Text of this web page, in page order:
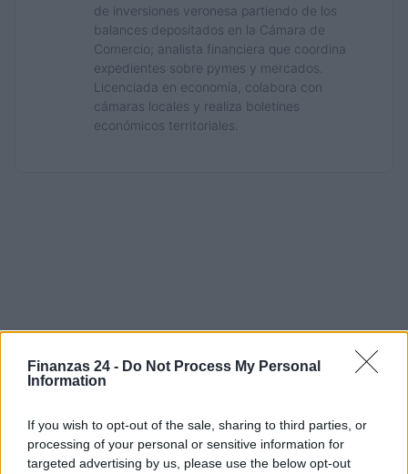
Finanzas 24 - Do Not Process My Personal
Information
If you wish to opt-out of the sale, sharing to third parties, or
processing of your personal or sensitive information for
targeted advertising by us, please use the below opt-out
de inversiones veronesa partiendo de los
balances depositados en la Cámara de
Comercio; analista financiera que coordina
expedientes sobre pymes y mercados.
Licenciada en economía, colabora con
cámaras locales y realiza boletines
económicos territoriales.